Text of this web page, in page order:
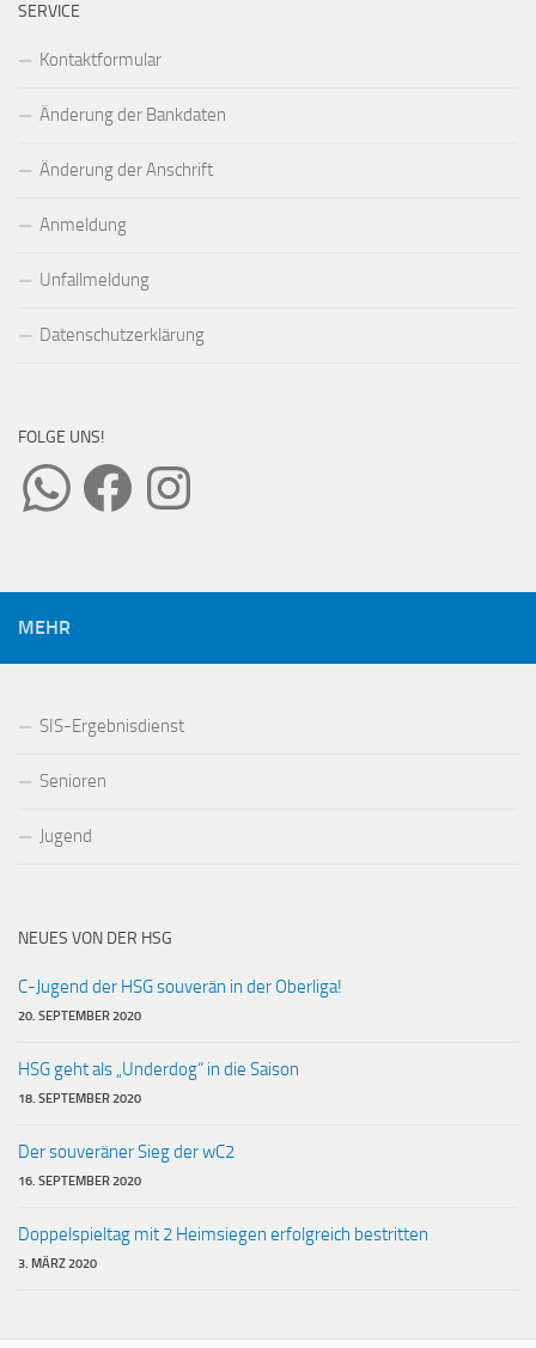
SERVICE
Kontaktformular
Änderung der Bankdaten
Änderung der Anschrift
Anmeldung
Unfallmeldung
Datenschutzerklärung
FOLGE UNS!
WhatsAppFacebook Instagram
MEHR
SIS-Ergebnisdienst
Senioren
Jugend
NEUES VON DER HSG
C-Jugend der HSG souverän in der Oberliga!
20. SEPTEMBER 2020
HSG geht als „Underdog“ in die Saison
18. SEPTEMBER 2020
Der souveräner Sieg der wC2
16. SEPTEMBER 2020
Doppelspieltag mit 2 Heimsiegen erfolgreich bestritten
3. MÄRZ 2020